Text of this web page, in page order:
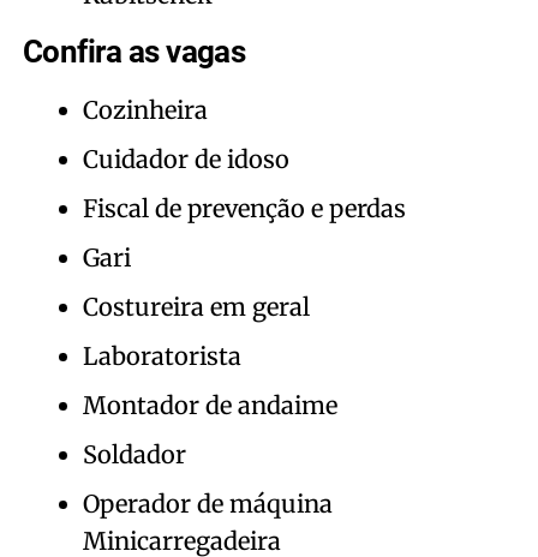
Confira as vagas
Cozinheira
Cuidador de idoso
Fiscal de prevenção e perdas
Gari
Costureira em geral
Laboratorista
Montador de andaime
Soldador
Operador de máquina
Minicarregadeira